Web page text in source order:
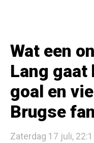
Wat een
Lang gaat
goal en
Brugse
Zaterdag 17 juli,